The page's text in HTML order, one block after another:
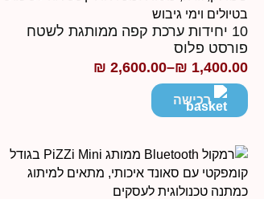
10 יחידות ערכת קפה ממותגת לשטח
פורסט פלוס
₪ 1,400.00
–
₪ 2,600.00
טווח
מחירים:רכישה